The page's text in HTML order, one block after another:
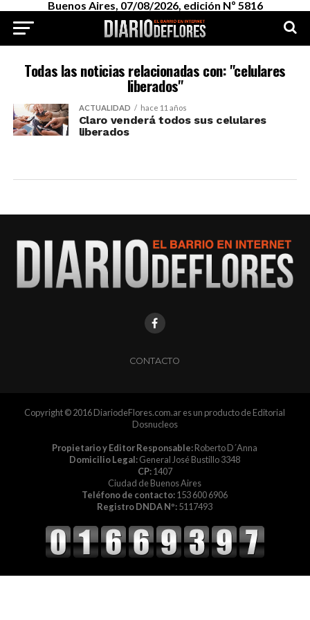
Buenos Aires, 07/08/2026, edición Nº 5816
Todas las noticias relacionadas con: "celulares
liberados"
ACTUALIDAD hace 11 años
Claro venderá todos sus celulares
liberados
CONTACTO
Copyright © 2016 DiariodeFlores.com.ar es un producto de Editorial
Dosnucleos
Propietario y Editor Responsable:Roberto D´Anna
Domicilio Legal:General José Bustillo 3348
CP:1407
Ciudad de Buenos Aires
Teléfono de contacto:153 600 6906
Registro DNDA Nº:5117493